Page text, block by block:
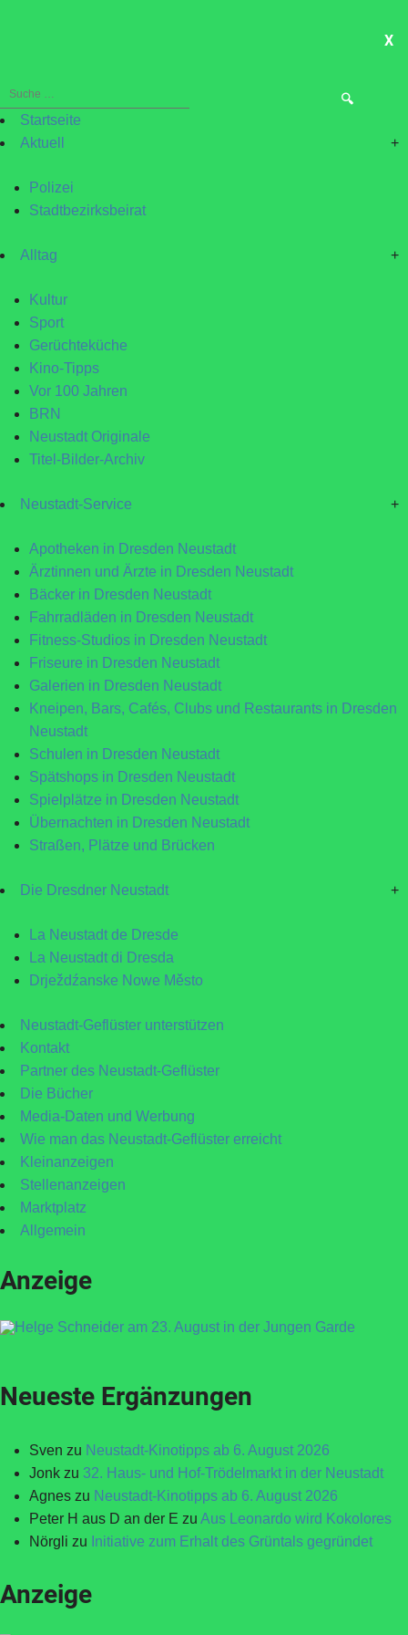
X
Suche
nach:Startseite
Aktuell
+
Polizei
Stadtbezirksbeirat
Alltag +
Kultur
Sport
Gerüchteküche
Kino-Tipps
Vor 100 Jahren
BRN
Neustadt Originale
Titel-Bilder-Archiv
Neustadt-Service +
Apotheken in Dresden Neustadt
Ärztinnen und Ärzte in Dresden Neustadt
Bäcker in Dresden Neustadt
Fahrradläden in Dresden Neustadt
Fitness-Studios in Dresden Neustadt
Friseure in Dresden Neustadt
Galerien in Dresden Neustadt
Kneipen, Bars, Cafés, Clubs und Restaurants in Dresden
Neustadt
Schulen in Dresden Neustadt
Spätshops in Dresden Neustadt
Spielplätze in Dresden Neustadt
Übernachten in Dresden Neustadt
Straßen, Plätze und Brücken
Die Dresdner Neustadt +
La Neustadt de Dresde
La Neustadt di Dresda
Drježdźanske Nowe Město
Neustadt-Geflüster unterstützen
Kontakt
Partner des Neustadt-Geflüster
Die Bücher
Media-Daten und Werbung
Wie man das Neustadt-Geflüster erreicht
Kleinanzeigen
Stellenanzeigen
Marktplatz
Allgemein
Anzeige
Neueste Ergänzungen
Sven zu Neustadt-Kinotipps ab 6. August 2026
Jonk zu 32. Haus- und Hof-Trödelmarkt in der Neustadt
Agnes zu Neustadt-Kinotipps ab 6. August 2026
Peter H aus D an der E zu Aus Leonardo wird Kokolores
Nörgli zu Initiative zum Erhalt des Grüntals gegründet
Anzeige